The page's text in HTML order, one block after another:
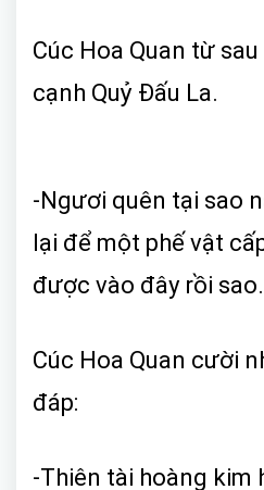
Cúc Hoa Quan từ
cạnh Quỷ Đấu La.
-Ngươi quên tại sao
lại để một phế vật
được vào đây rồi sao.
Cúc Hoa Quan cười
đáp:
-Thiên tài hoàng kim